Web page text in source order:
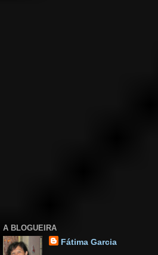
A BLOGUEIRA
Fátima Garcia